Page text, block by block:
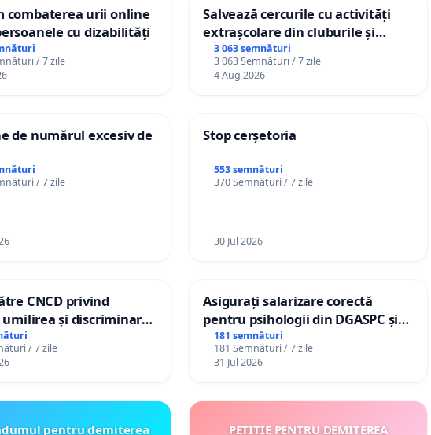
combaterea urii online
cu dizabilități
/ 7 zile
Salvează cercurile cu activități
extrașcolare din cluburile și
palatele copiilor
3 063 semnături
3 063 Semnături / 7 zile
4 Aug 2026
de numărul excesiv de
/ 7 zile
Stop cerșetoria
553 semnături
370 Semnături / 7 zile
30 Jul 2026
CNCD privind
și discriminarea
cu dizabilități de
TikTok „Gorici”
/ 7 zile
Asigurați salarizare corectă
pentru psihologii din DGASPC și
spitale
181 semnături
181 Semnături / 7 zile
31 Jul 2026
pentru demiterea PETIȚIE PENTRU DEMITEREA